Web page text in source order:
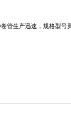
管生产迅速，规格型号